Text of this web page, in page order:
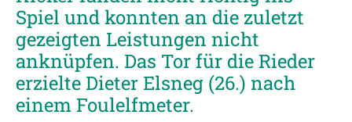
Spiel und konnten an die zuletzt
gezeigten Leistungen nicht
anknüpfen. Das Tor für die Rieder
erzielte Dieter Elsneg (26.) nach
einem Foulelfmeter.